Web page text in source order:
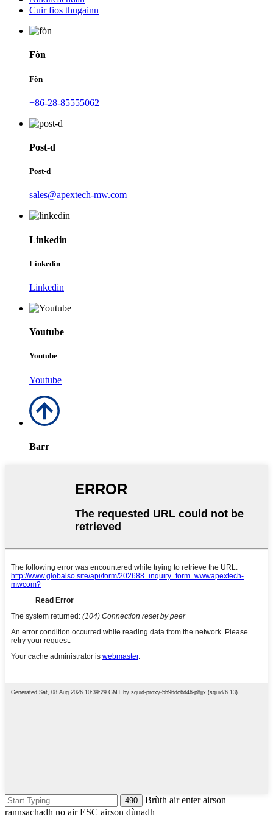
Cuir fios thugainn
Fòn
Fòn
+86-28-85555062
Post-d
Post-d
sales@apextech-mw.com
Linkedin
Linkedin
Linkedin
Youtube
Youtube
Youtube
Barr
Brùth air enter airson
rannsachadh no air ESC airson dùnadh